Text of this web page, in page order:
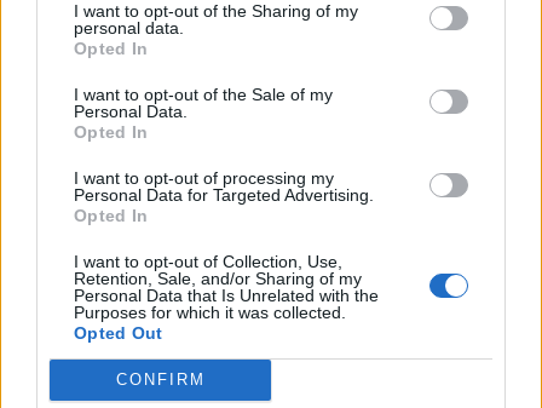
I want to opt-out of the Sharing of my
personal data.
Opted In
I want to opt-out of the Sale of my
Personal Data.
Opted In
I want to opt-out of processing my
Personal Data for Targeted Advertising.
Opted In
I want to opt-out of Collection, Use,
Retention, Sale, and/or Sharing of my
Personal Data that Is Unrelated with the
Purposes for which it was collected.
Opted Out
CONFIRM
LOCK, STOCK AND TWO SMOKING
BARRELS [1998] – “I Wanna Be Your Dog” –
The Stooges
Ο Ed παίζει μια παρτίδα πόκερ αλλά μέσα σε λίγα